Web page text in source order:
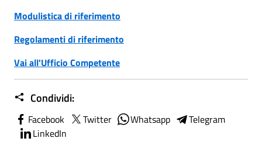
Modulistica di riferimento
Regolamenti di riferimento
Vai all'Ufficio Competente
Condividi:
Facebook Twitter Whatsapp
Telegram
LinkedIn